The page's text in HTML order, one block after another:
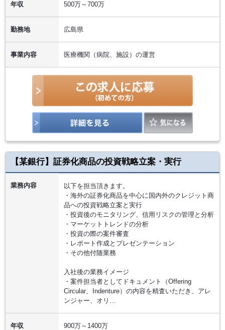
年収 500万～700万
勤務地 広島県
事業内容 医療機関（病院、施設）の運営
【某銀行】証券化商品の投資戦略立案・実行
業務内容
以下を担当頂きます。
・海外の証券化商品を中心に国内外のクレジット商
品への投資戦略立案と実行
・投資後のモニタリング、信用リスクの管理と分析
・マーケットトレンドの分析
・投資の際の案件審査
・レポート作成とプレゼンテーション
・その他付随業務
入社後の業務イメージ
・案件担当者としてドキュメント（Offering
Circular、Indenture）の内容を精査いただき、アレ
ンジャー、オリ…
年収 900万～1400万